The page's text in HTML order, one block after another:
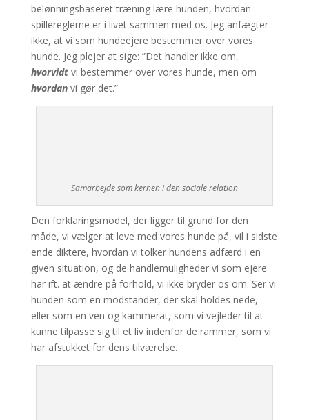
belønningsbaseret træning lære hunden, hvordan
spillereglerne er i livet sammen med os. Jeg anfægter
ikke, at vi som hundeejere bestemmer over vores
hunde. Jeg plejer at sige: ”Det handler ikke om,
hvorvidtvi bestemmer over vores hunde, men om
hvordanvi gør det.”
Samarbejde som kernen i den sociale relation
Den forklaringsmodel, der ligger til grund for den
måde, vi vælger at leve med vores hunde på, vil i sidste
ende diktere, hvordan vi tolker hundens adfærd i en
given situation, og de handlemuligheder vi som ejere
har ift. at ændre på forhold, vi ikke bryder os om. Ser vi
hunden som en modstander, der skal holdes nede,
eller som en ven og kammerat, som vi vejleder til at
kunne tilpasse sig til et liv indenfor de rammer, som vi
har afstukket for dens tilværelse.